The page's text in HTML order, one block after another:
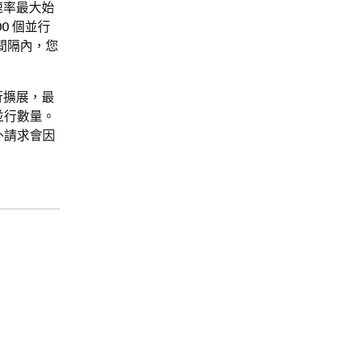
最大始
個並行
隔內，您
展，最
數量。
求會因